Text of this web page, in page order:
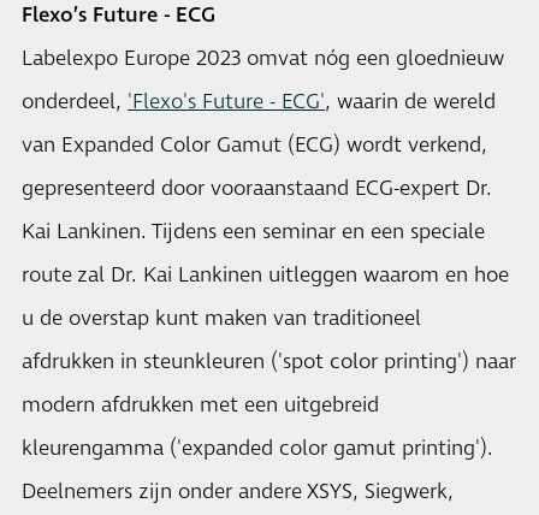
Flexo’s Future - ECG
Labelexpo Europe 2023 omvat nóg een gloednieuw
onderdeel, 'Flexo's Future - ECG', waarin de wereld
van Expanded Color Gamut (ECG) wordt verkend,
gepresenteerd door vooraanstaand ECG-expert Dr.
Kai Lankinen. Tijdens een seminar en een speciale
route zal Dr. Kai Lankinen uitleggen waarom en hoe
u de overstap kunt maken van traditioneel
afdrukken in steunkleuren ('spot color printing') naar
modern afdrukken met een uitgebreid
kleurengamma ('expanded color gamut printing').
Deelnemers zijn onder andere XSYS, Siegwerk,